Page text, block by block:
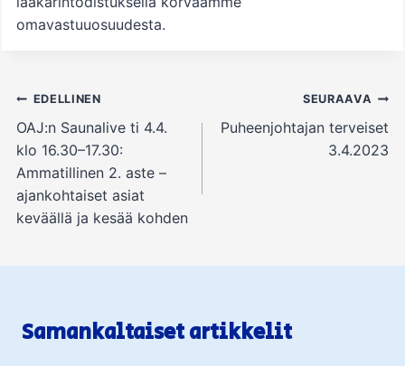
omavastuuosuudesta.
Artikkelien
selaus
EDELLINEN
OAJ:n Saunalive ti 4.4.
klo 16.30–17.30:
Ammatillinen 2. aste –
ajankohtaiset asiat
keväällä ja kesää kohden
SEURAAVA
Puheenjohtajan terveiset
3.4.2023
Samankaltaiset artikkelit